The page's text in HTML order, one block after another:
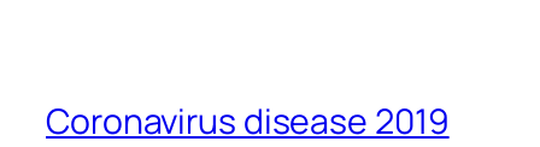
Coronavirus disease 2019